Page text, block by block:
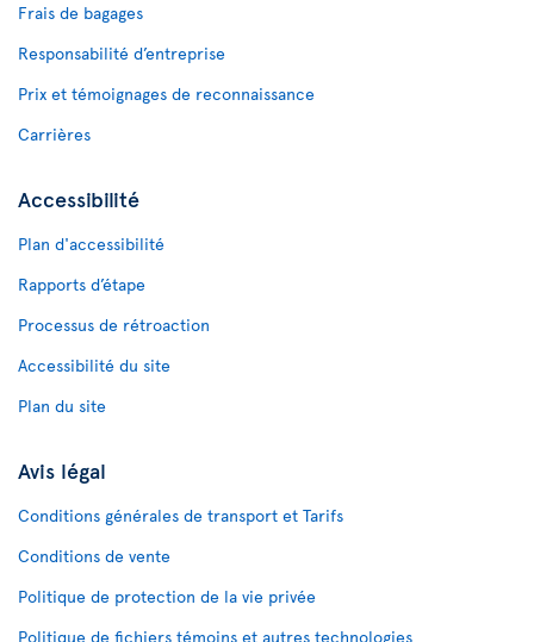
Frais de bagages
Responsabilité d’entreprise
Prix et témoignages de reconnaissance
Carrières
Accessibilité
Plan d'accessibilité
Rapports d’étape
Processus de rétroaction
Accessibilité du site
Plan du site
Avis légal
Conditions générales de transport et Tarifs
Conditions de vente
Politique de protection de la vie privée
Politique de fichiers témoins et autres technologies